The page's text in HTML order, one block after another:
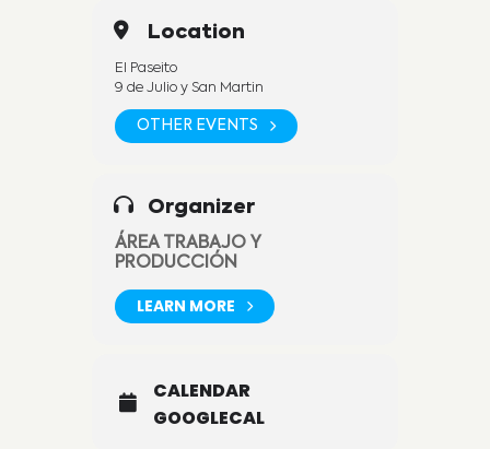
Location
El Paseito
9 de Julio y San Martin
OTHER EVENTS
Organizer
ÁREA TRABAJO Y
PRODUCCIÓN
LEARN MORE
CALENDAR
GOOGLECAL